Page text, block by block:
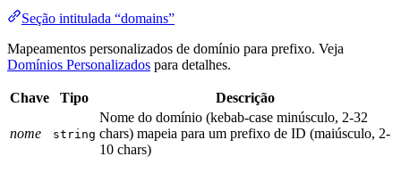
Seção intitulada “domains”
Mapeamentos personalizados de domínio para prefixo. Veja
Domínios Personalizados para detalhes.
Chave Tipo Descrição
nome string
Nome do domínio (kebab-case minúsculo, 2-32
chars) mapeia para um prefixo de ID (maiúsculo, 2-
10 chars)